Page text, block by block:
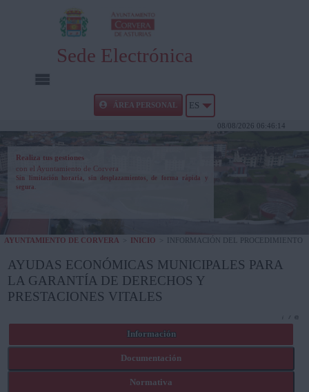
Sede Electrónica
INICIO
CARPETA CIUDADANA
AYUDA
ÁREA PERSONAL ES
08/08/2026 06:46:14
Realiza tus gestiones
con el Ayuntamiento de Corvera
Sin limitación horaria, sin desplazamientos, de forma rápida y
segura.
AYUNTAMIENTO DE CORVERA INICIO INFORMACIÓN DEL PROCEDIMIENTO
AYUDAS ECONÓMICAS MUNICIPALES PARA
LA GARANTÍA DE DERECHOS Y
PRESTACIONES VITALES
Información
Documentación
Normativa